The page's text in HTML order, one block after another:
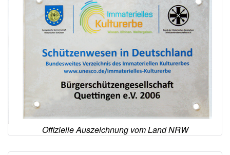
Offizielle Auszeichnung vom Land NRW